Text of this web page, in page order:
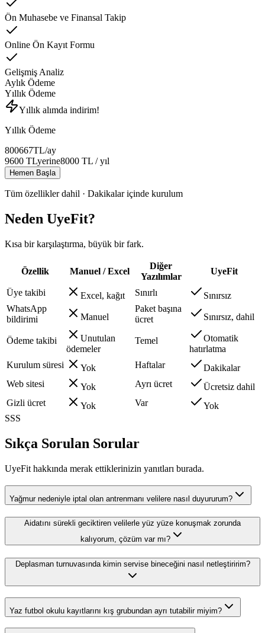
Ön Muhasebe ve Finansal Takip
Online Ön Kayıt Formu
Gelişmiş Analiz
Aylık Ödeme
Yıllık Ödeme
Yıllık alımda indirim!
Yıllık Ödeme
800667TL/ay
9600 TLyerine8000 TL / yıl
Hemen Başla
Tüm özellikler dahil · Dakikalar içinde kurulum
Neden UyeFit?
Kısa bir karşılaştırma, büyük bir fark.
Özellik Manuel / Excel
Diğer
Yazılımlar
UyeFit
Üye takibi Excel, kağıt Sınırlı
Sınırsız
WhatsApp
bildirimi
Manuel
Paket başına
ücret
Sınırsız, dahil
Ödeme takibi
Unutulan
ödemeler
Temel
Otomatik
hatırlatma
Kurulum süresi
Yok Haftalar
Dakikalar
Web sitesi
Yok Ayrı ücret
Ücretsiz dahil
Gizli ücret
Yok Var
Yok
SSS
Sıkça Sorulan Sorular
UyeFit hakkında merak ettiklerinizin yanıtları burada.
Yağmur nedeniyle iptal olan antrenmanı velilere nasıl duyururum?
Aidatını sürekli geciktiren velilerle yüz yüze konuşmak zorunda
kalıyorum, çözüm var mı?
Deplasman turnuvasında kimin servise bineceğini nasıl netleştiririm?
Yaz futbol okulu kayıtlarını kış grubundan ayrı tutabilir miyim?